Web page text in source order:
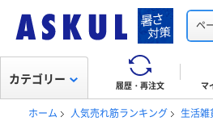
ペ
履歴・再注文 マ
カテゴリー
ホーム 人気売れ筋ランキング 生活雑